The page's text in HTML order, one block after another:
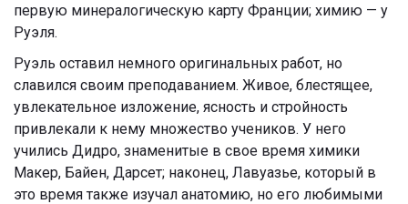
первую минералогическую карту Франции; химию — у
Руэля.
Руэль оставил немного оригинальных работ, но
славился своим преподаванием. Живое, блестящее,
увлекательное изложение, ясность и стройность
привлекали к нему множество учеников. У него
учились Дидро, знаменитые в свое время химики
Макер, Байен, Дарсет; наконец, Лавуазье, который в
это время также изучал анатомию, но его любимыми